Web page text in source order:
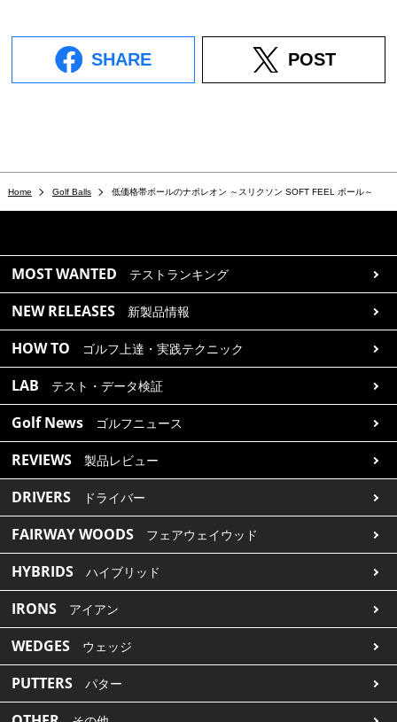
SHARE POST
Home Golf Balls 低価格帯ボールのナポレオン ～スリクソン SOFT FEEL ボール～
MOST WANTED テストランキング
NEW RELEASES 新製品情報
HOW TO ゴルフ上達・実践テクニック
LAB テスト・データ検証
Golf News ゴルフニュース
REVIEWS 製品レビュー
DRIVERS ドライバー
FAIRWAY WOODS フェアウェイウッド
HYBRIDS ハイブリッド
IRONS アイアン
WEDGES ウェッジ
PUTTERS パター